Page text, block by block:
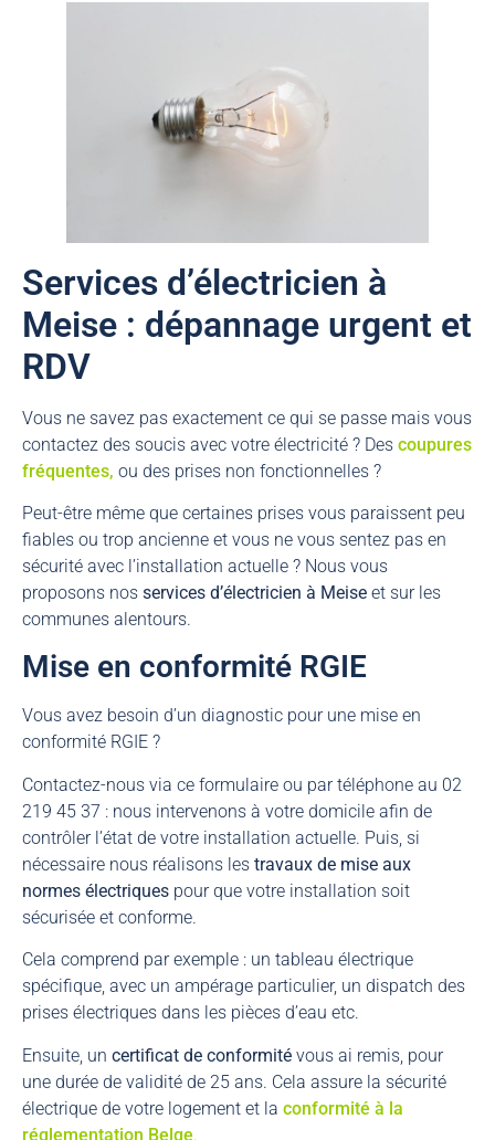
Services d’électricien à
Meise : dépannage urgent et
RDV
Vous ne savez pas exactement ce qui se passe mais vous
contactez des soucis avec votre électricité ? Des coupures
fréquentes, ou des prises non fonctionnelles ?
Peut-être même que certaines prises vous paraissent peu
fiables ou trop ancienne et vous ne vous sentez pas en
sécurité avec l’installation actuelle ? Nous vous
proposons nos services d’électricien à Meise et sur les
communes alentours.
Mise en conformité RGIE
Vous avez besoin d’un diagnostic pour une mise en
conformité RGIE ?
Contactez-nous via ce formulaire ou par téléphone au 02
219 45 37 : nous intervenons à votre domicile afin de
contrôler l’état de votre installation actuelle. Puis, si
nécessaire nous réalisons les travaux de mise aux
normes électriques pour que votre installation soit
sécurisée et conforme.
Cela comprend par exemple : un tableau électrique
spécifique, avec un ampérage particulier, un dispatch des
prises électriques dans les pièces d’eau etc.
Ensuite, un certificat de conformité vous ai remis, pour
une durée de validité de 25 ans. Cela assure la sécurité
électrique de votre logement et la conformité à la
réglementation Belge.